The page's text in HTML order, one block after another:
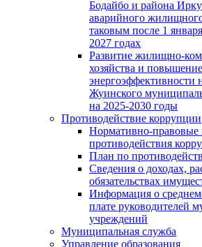
Бодайбо и района
аварийного
таковым после 1
2027 годах
Развитие жилищно-
хозяйства и повышение
энергоэффективности
Жуинского
на 2025-2030 годы
Противодействие коррупции
Нормативно-правовые
противодействия
План по
Сведения о доходах,
обязательствах
Информация о
плате руководителей
учреждений
Муниципальная служба
Управление образования